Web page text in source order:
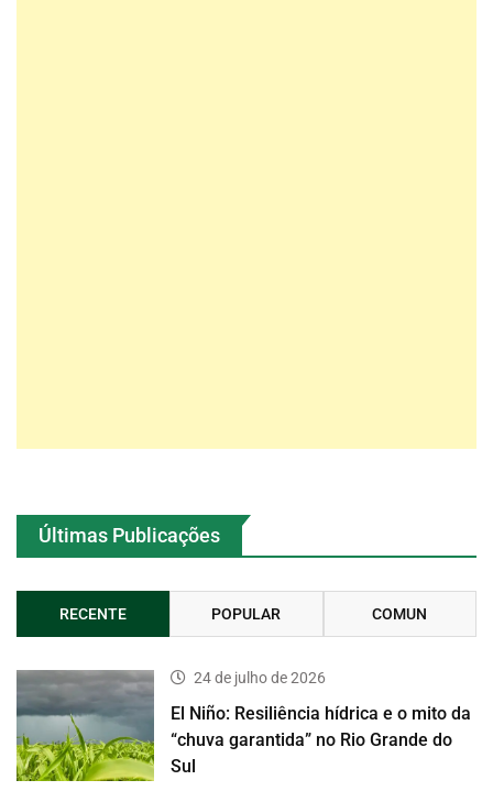
Últimas Publicações
RECENTE POPULAR COMUN
24 de julho de 2026
El Niño: Resiliência hídrica e o mito da
“chuva garantida” no Rio Grande do
Sul